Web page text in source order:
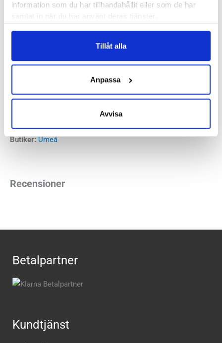
information som du har tillhandahållit eller som de har
samlat in när du har använt deras tjänster.
Tillåt alla
Anpassa
Avvisa
Läst: Normal
Höjd:Häl 45 mm – Framfot 37 mm
8 mm
Färger:White/White/Iris Bloom & Reflecting
Pond/White/Goblin green
Butiker: Umeå
Recensioner
Betalpartner
Kundtjänst